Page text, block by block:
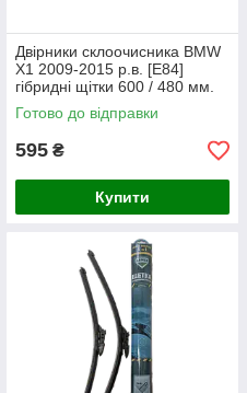
Двірники склоочисника BMW
X1 2009-2015 р.в. [E84]
гібридні щітки 600 / 480 мм.
Armer (комплект 2 шт.)
Готово до відправки
595 ₴
Купити